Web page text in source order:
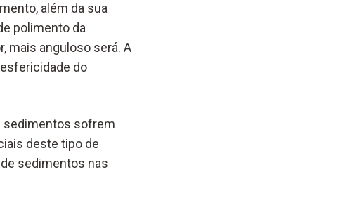
além da sua
polimento da
mais anguloso será. A
do
sedimentos sofrem
deste tipo de
sedimentos nas